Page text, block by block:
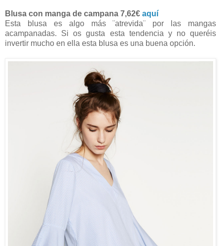
Blusa con manga de campana 7,62€ aquí
Esta blusa es algo más ¨atrevida¨ por las mangas
acampanadas. Si os gusta esta tendencia y no queréis
invertir mucho en ella esta blusa es una buena opción.